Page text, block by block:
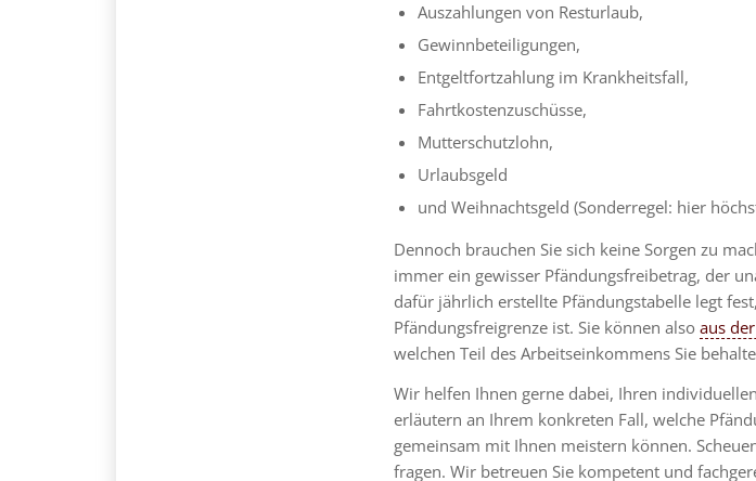
Auszahlungen von Resturlaub,
Gewinnbeteiligungen,
Entgeltfortzahlung im Krankheitsfall,
Fahrtkostenzuschüsse,
Mutterschutzlohn,
Urlaubsgeld
und Weihnachtsgeld (Sonderregel: hier
Dennoch brauchen Sie sich keine Sorgen zu
immer ein gewisser Pfändungsfreibetrag, der
dafür jährlich erstellte Pfändungstabelle legt
Pfändungsfreigrenze ist. Sie können also aus
welchen Teil des Arbeitseinkommens Sie
Wir helfen Ihnen gerne dabei, Ihren
erläutern an Ihrem konkreten Fall, welche
gemeinsam mit Ihnen meistern können.
fragen. Wir betreuen Sie kompetent und